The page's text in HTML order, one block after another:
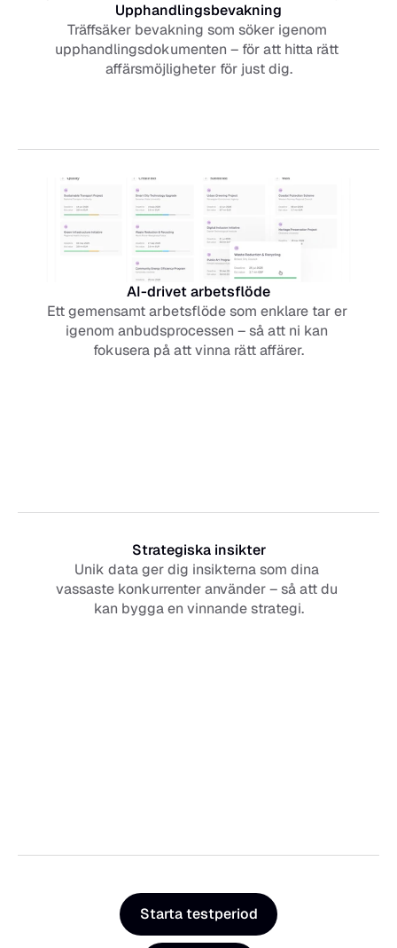
Upphandlingsbevakning
Träffsäker bevakning som söker igenom
upphandlingsdokumenten – för att hitta rätt
affärsmöjligheter för just dig.
AI-drivet arbetsflöde
Ett gemensamt arbetsflöde som enklare tar er
igenom anbudsprocessen – så att ni kan
fokusera på att vinna rätt affärer.
Strategiska insikter
Unik data ger dig insikterna som dina
vassaste konkurrenter använder – så att du
kan bygga en vinnande strategi.
Starta testperiod